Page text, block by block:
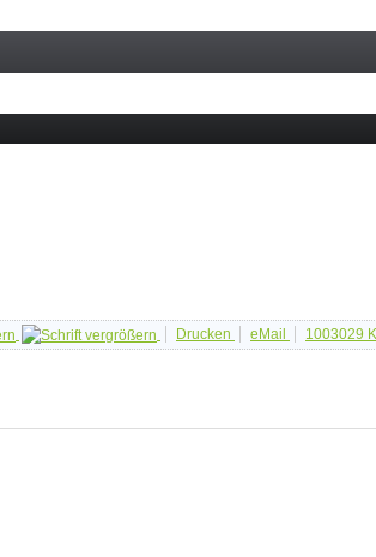
Drucken eMail 1003029